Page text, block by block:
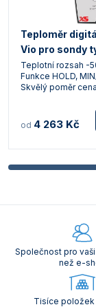
Teploměr
Vio pro sondy
Teplotní rozsah -
Funkce HOLD,
Skvělý poměr
od 4 263 Kč
Společnost pro
než e-
Tisíce položek